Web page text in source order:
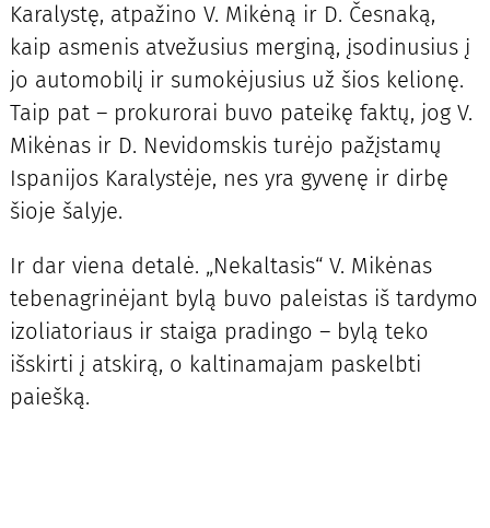
Karalystę, atpažino V. Mikėną ir D. Česnaką,
kaip asmenis atvežusius merginą, įsodinusius į
jo automobilį ir sumokėjusius už šios kelionę.
Taip pat – prokurorai buvo pateikę faktų, jog V.
Mikėnas ir D. Nevidomskis turėjo pažįstamų
Ispanijos Karalystėje, nes yra gyvenę ir dirbę
šioje šalyje.
Ir dar viena detalė. „Nekaltasis“ V. Mikėnas
tebenagrinėjant bylą buvo paleistas iš tardymo
izoliatoriaus ir staiga pradingo – bylą teko
išskirti į atskirą, o kaltinamajam paskelbti
paiešką.